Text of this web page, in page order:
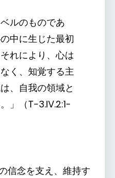
ルのものであ
中に生じた最初
れにより、心は
く、知覚する主
、自我の領域と
」（T-3.IV.2:1-
信念を支え、維持す